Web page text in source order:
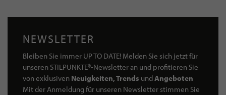
NEWSLETTER
Bleiben Sie immer UP TO DATE! Melden Sie sich jetzt für
unseren STILPUNKTE®-Newsletter an und profitieren Sie
von exklusiven Neuigkeiten, Trends undAngeboten
Mit der Anmeldung für unseren Newsletter stimmen Sie